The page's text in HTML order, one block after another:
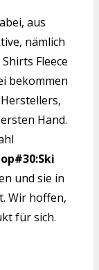
aus
nämlich
Fleece
bekommen
Hand.
und sie in
Wir hoffen,
für sich.